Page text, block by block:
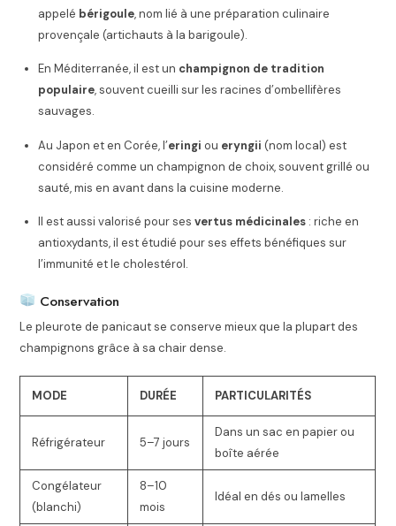
appelé bérigoule, nom lié à une préparation culinaire
provençale (artichauts à la barigoule).
En Méditerranée, il est un champignon de tradition
populaire, souvent cueilli sur les racines d’ombellifères
sauvages.
Au Japon et en Corée, l’eringi ou eryngii (nom local) est
considéré comme un champignon de choix, souvent grillé ou
sauté, mis en avant dans la cuisine moderne.
Il est aussi valorisé pour sesvertus médicinales : riche en
antioxydants, il est étudié pour ses effets bénéfiques sur
l’immunité et le cholestérol.
Conservation
Le pleurote de panicaut se conserve mieux que la plupart des
champignons grâce à sa chair dense.
MODE DURÉE PARTICULARITÉS
Réfrigérateur 5–7 jours
Dans un sac en papier ou
boîte aérée
Congélateur
(blanchi)
8–10
mois
Idéal en dés ou lamelles